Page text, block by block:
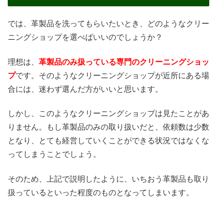
では、革製品を洗ってもらいたいとき、どのようなクリー
ニングショップを選べばいいのでしょうか？
理想は、 革製品のみ扱っている専門のクリーニングショッ
プです。そのようなクリーニングショップが近所にある場
合には、迷わず選んだ方がいいと思います。
しかし、このようなクリーニングショップは見たことがあ
りません。もし革製品のみの取り扱いだと、依頼数は少数
となり、とても経営していくことができる状況ではなくな
ってしまうことでしょう。
そのため、上記で説明したように、いちおう革製品も取り
扱っているといった程度のものとなってしまいます。